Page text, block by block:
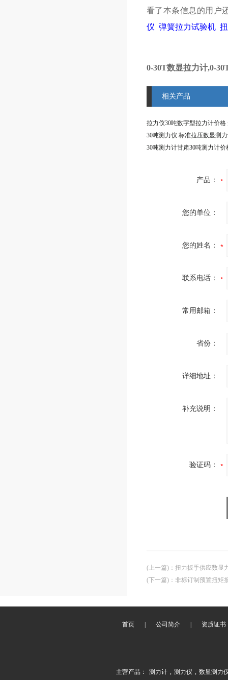
看了本条信息的用户
仪 弹簧拉力试验机
0-30T数显拉力计,0-
相关产品
30吨测力仪 标准拉压数显测
30吨测力计甘肃30吨测力计价
产品：
您的单位：
您的姓名：
联系电话：
常用邮箱：
省份：
详细地址：
补充说明：
验证码：
(上一篇) ： 扭力扳手供应数显
(下一篇) ： 非标订制预置扭矩
首页 公司简介 资质证书
主营产品： 测力计 , 测力仪 , 数显测力